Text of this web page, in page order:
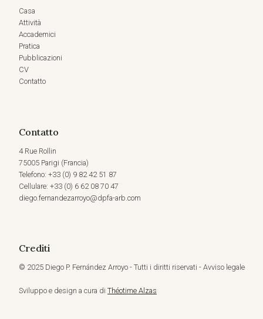
Casa
Attività
Accademici
Pratica
Pubblicazioni
CV
Contatto
Contatto
4 Rue Rollin
75005 Parigi (Francia)
Telefono: +33 (0) 9 82 42 51 87
Cellulare: +33 (0) 6 62 08 70 47
diego.fernandezarroyo@dpfa-arb.com
Crediti
© 2025 Diego P. Fernández Arroyo - Tutti i diritti riservati - Avviso legale
Sviluppo e design a cura di Théotime Alzas